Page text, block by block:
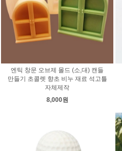
엔틱 창문 오브제 몰드 (소,대) 캔들
만들기 초콜렛 향초 비누 재료 석고틀
자체제작
8,000원